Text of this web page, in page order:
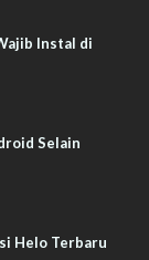
Instal di
Selain
Helo Terbaru